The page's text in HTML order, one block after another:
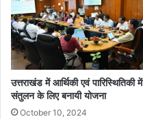
उत्तराखंड में आर्थिकी एवं पारिस्थितिकी में
संतुलन के लिए बनायी योजना
October 10, 2024